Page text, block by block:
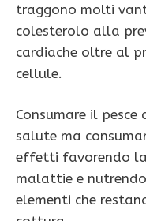
traggono molti
colesterolo alla
cardiache oltre al
cellule.
Consumare il pesce
salute ma
effetti favorendo la
malattie e nutrendo
elementi che